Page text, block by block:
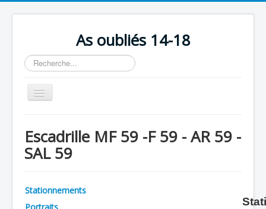
As oubliés 14-18
Rechercher
Basculer
la
Chronologie
Escadrilles
Avions
Escadrille MF 59 -F 59 - AR 59 -
SAL 59
Stationnements